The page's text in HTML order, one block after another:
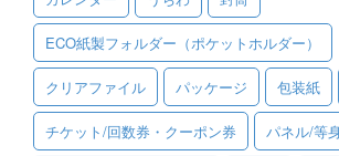
ご利用の流れ
ご注文方法について
キャンセルについて
FAQ（よくあるご質問）
ECO紙製フォルダー（ポケットホルダー）
クリアファイル パッケージ 包装紙
チケット/回数券・クーポン券 パネル/等